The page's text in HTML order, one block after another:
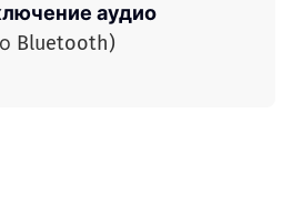
аудио
Bluetooth)